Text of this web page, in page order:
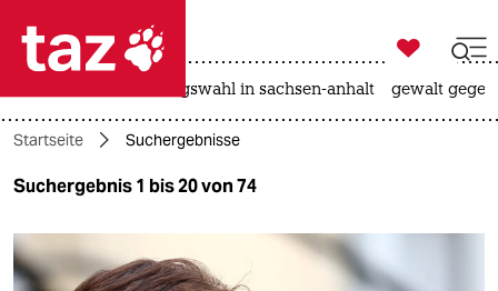
 taz zahl ich
taz zahl ich
themen
politik

taz zahl ich
landtagswahl in sachsen-anhalt gewalt
Startseite Suchergebnisse
Suchergebnis 1 bis 20 von 74